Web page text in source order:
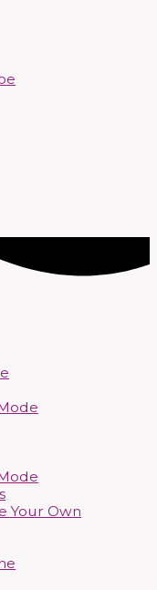
Your Own